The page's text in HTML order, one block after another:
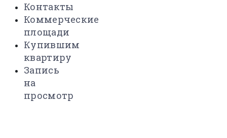
Контакты
Коммерческие
площади
Купившим
квартиру
Запись
на
просмотр